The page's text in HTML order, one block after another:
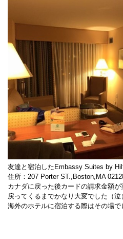
友達と宿泊したEmbassy Suites by
住所：207 Porter ST.,Boston,MA
カナダに戻った後カードの請求金額
戻ってくるまでかなり大変でした（泣
海外のホテルに宿泊する際はその場